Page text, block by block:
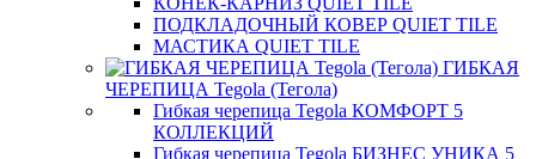
ПОДКЛАДОЧНЫЙ КОВЕР QUIET TILE
МАСТИКА QUIET TILE
ГИБКАЯ
ЧЕРЕПИЦА Tegola (Тегола)
Гибкая черепица Tegola КОМФОРТ 5
КОЛЛЕКЦИЙ
Гибкая черепица Tegola БИЗНЕС УНИКА 5